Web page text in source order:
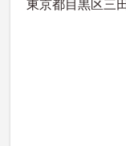
東京都目黒区三